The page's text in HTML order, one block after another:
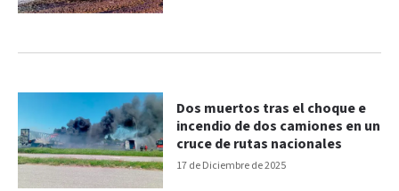
17 de Diciembre de 2025
Dos muertos tras el choque e
incendio de dos camiones en un
cruce de rutas nacionales